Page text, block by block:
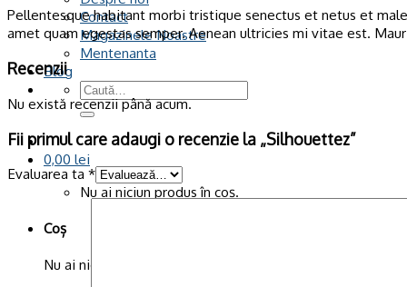
Contact
Magazinele Noastre
Mentenanta
Blog
Caută
după:
0,00 lei
Nu ai niciun produs în coș.
Coș
Nu ai niciun produs în coș.
Pellentesque habitant morbi tristique senectus et netus et
amet quam egestas semper. Aenean ultricies mi vitae est.
Recenzii
Nu există recenzii până acum.
Fii primul care adaugi o recenzie la „Silhouettez”
Evaluarea ta *